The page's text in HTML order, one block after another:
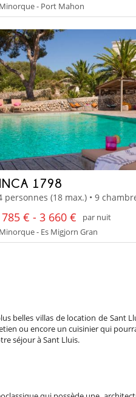
- Port Mahon
1798
personnes (18 max.) • 9
785 € - 3 660 €
par nuit
- Es Migjorn Gran
belles villas de location de
ou encore un cuisinier qui
séjour à Sant Lluis.